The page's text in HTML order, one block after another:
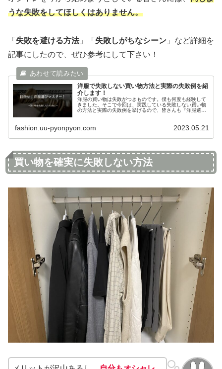
うな失敗をしてほしくはありません。
「 失敗を避ける方法」「 失敗しがちなシーン 」など詳細を
記事にしたので、ぜひ参考にして下さい！
洋服で失敗しない買い物方法と実際の失敗例を紹
介します！
洋服の買い物は失敗がつきものです。僕も何度も経験して
きました。そこで今回は、実践している失敗しない買い物
の方法と実際の失敗例を挙げるので、皆さんも『洋服選び
fashion.uu-pyonpyon.com 2023.05.21
買い物を確実に失敗しない方法